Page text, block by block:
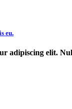
eu.
adipiscing elit.